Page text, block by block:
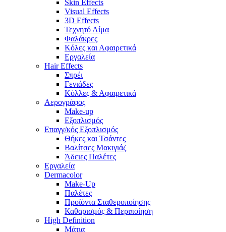
Skin Effects
Visual Effects
3D Effects
Τεχνητό Αίμα
Φαλάκρες
Κόλες και Αφαιρετικά
Εργαλεία
Hair Effects
Σπρέι
Γενιάδες
Κόλλες & Αφαιρετικά
Αερογράφος
Make-up
Εξοπλισμός
Επαγγ/κός Εξοπλισμός
Θήκες και Τσάντες
Βαλίτσες Μακιγιάζ
Άδειες Παλέτες
Εργαλεία
Dermacolor
Make-Up
Παλέτες
Προϊόντα Σταθεροποίησης
Καθαρισμός & Περιποίηση
High Definition
Μάτια